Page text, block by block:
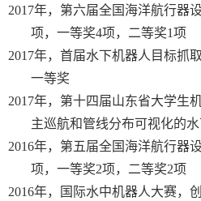
2017年，第六届全国海洋航行器
项，一等奖4项，二等奖1项
2017年，首届水下机器人目标抓
一等奖
2017年，第十四届山东省大学生
主巡航和管线分布可视化的
2016年，第五届全国海洋航行器
项，一等奖2项，二等奖2项
2016年，国际水中机器人大赛，